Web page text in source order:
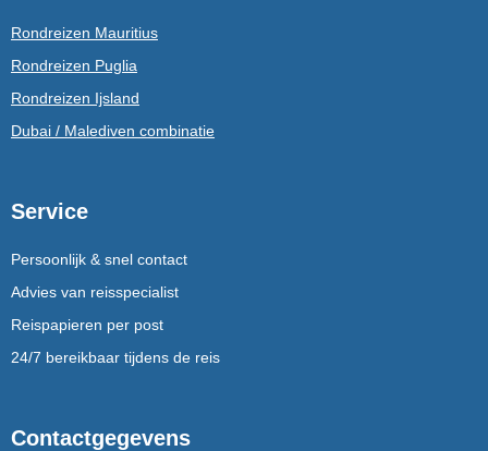
Rondreizen Mauritius
Rondreizen Puglia
Rondreizen Ijsland
Dubai / Malediven combinatie
Service
Persoonlijk & snel contact
Advies van reisspecialist
Reispapieren per post
24/7 bereikbaar tijdens de reis
Contactgegevens